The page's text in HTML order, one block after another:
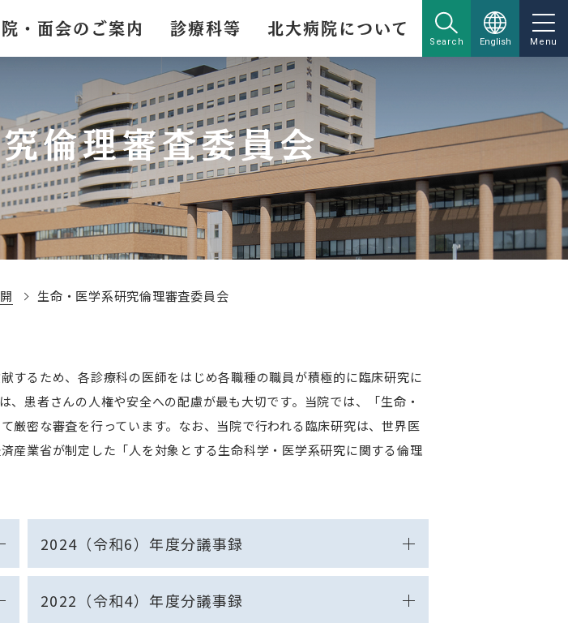
・面会のご案内 診療科等 北大病院について
Search English Menu
倫理審査委員会
生命・医学系研究倫理審査委員会
するため、各診療科の医師をはじめ各職種の職員が積極的に臨床研究に
患者さんの人権や安全への配慮が最も大切です。当院では、「生命・
厳密な審査を行っています。なお、当院で行われる臨床研究は、世界医
産業省が制定した「人を対象とする生命科学・医学系研究に関する倫理
2024（令和6）年度分議事録
2022（令和4）年度分議事録